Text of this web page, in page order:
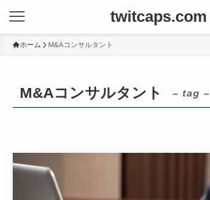
twitcaps.com
ホーム M&Aコンサルタント
M&Aコンサルタント – tag –